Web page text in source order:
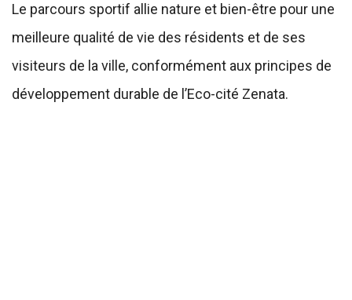
Le parcours sportif allie nature et bien-être pour une
meilleure qualité de vie des résidents et de ses
visiteurs de la ville, conformément aux principes de
développement durable de l’Eco-cité Zenata.